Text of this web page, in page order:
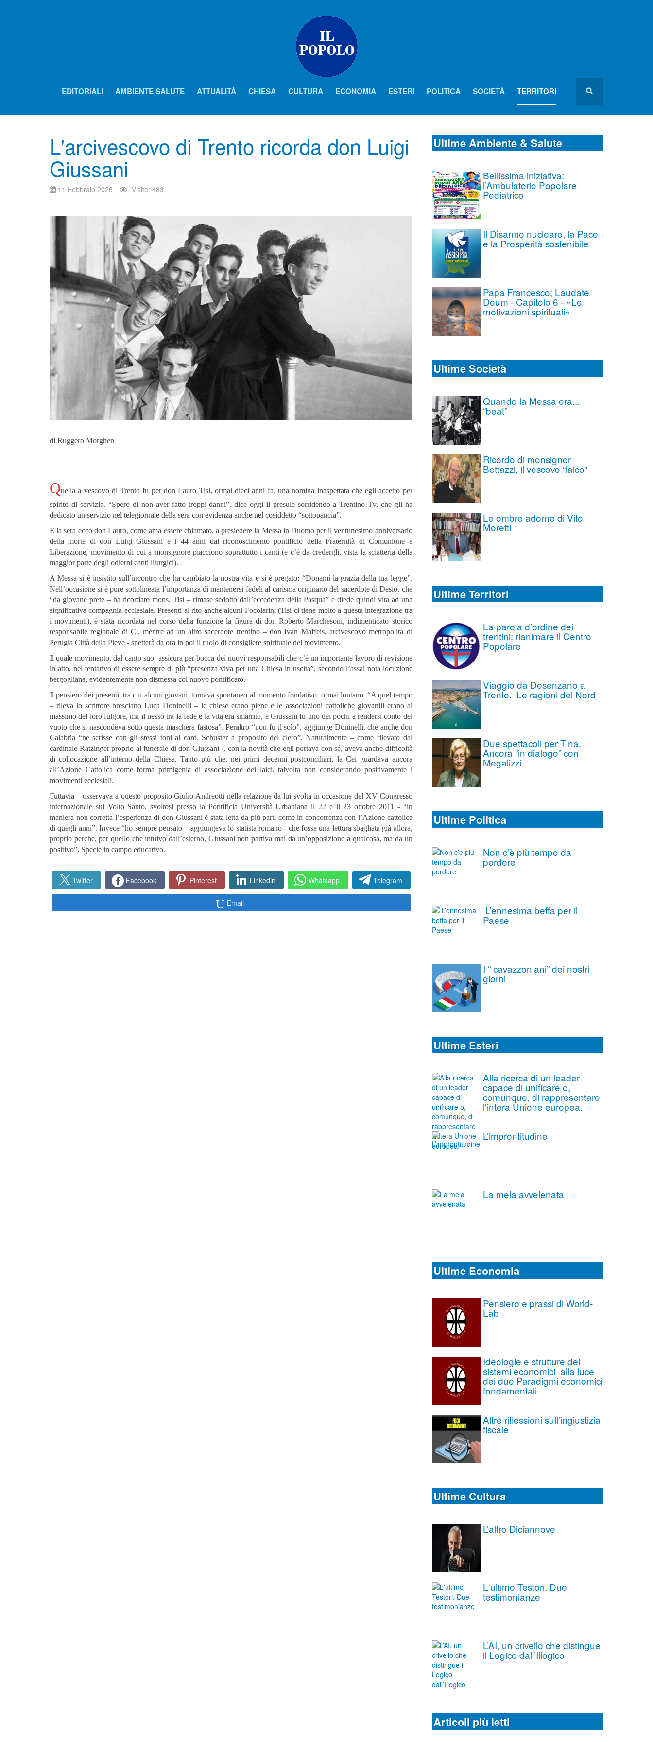
EDITORIALI AMBIENTE SALUTE ATTUALITÀ CHIESA CULTURA ECONOMIA ESTERI POLITICA SOCIETÀ TERRITORI
L'arcivescovo di Trento ricorda don Luigi
Giussani
11 Febbraio 2026 Visite: 483
di Ruggero Morghen
Quella a vescovo di Trento fu per don Lauro Tisi, ormai dieci anni fa, una nomina inaspettata che egli accettò per
spirito di servizio. “Spero di non aver fatto troppi danni”, dice oggi il presule sorridendo a Trentino Tv, che gli ha
dedicato un servizio nel telegiornale della sera con evidenza anche nel cosiddetto “sottopancia”.
E la sera ecco don Lauro, come ama essere chiamato, a presiedere la Messa in Duomo per il ventunesimo anniversario
della morte di don Luigi Giussani e i 44 anni dal riconoscimento pontificio della Fraternità di Comunione e
Liberazione, movimento di cui a monsignore piacciono soprattutto i canti (e c’è da credergli, vista la sciatteria della
maggior parte degli odierni canti liturgici).
A Messa si è insistito sull’incontro che ha cambiato la nostra vita e si è pregato: “Donami la grazia della tua legge”.
Nell’occasione si è pure sottolineata l’importanza di mantenersi fedeli al carisma originario del sacerdote di Desio, che
“da giovane prete – ha ricordato mons. Tisi – rimase sedotto dall’eccedenza della Pasqua” e diede quindi vita ad una
significativa compagnia ecclesiale. Presenti al rito anche alcuni Focolarini (Tisi ci tiene molto a questa integrazione tra
i movimenti), è stata ricordata nel corso della funzione la figura di don Roberto Marchesoni, indimenticato storico
responsabile regionale di Cl, mentre ad un altro sacerdote trentino – don Ivan Maffeis, arcivescovo metropolita di
Perugia Città della Pieve - spetterà da ora in poi il ruolo di consigliere spirituale del movimento.
Il quale movimento, dal canto suo, assicura per bocca dei nuovi responsabili che c’è un importante lavoro di revisione
in atto, nel tentativo di essere sempre di più “presenza viva per una Chiesa in uscita”, secondo l’assai nota locuzione
bergogliana, evidentemente non dismessa col nuovo pontificato.
Il pensiero dei presenti, tra cui alcuni giovani, tornava spontaneo al momento fondativo, ormai lontano. “A quel tempo
– rileva lo scrittore bresciano Luca Doninelli – le chiese erano piene e le associazioni cattoliche giovanili erano al
massimo del loro fulgore, ma il nesso tra la fede e la vita era smarrito, e Giussani fu uno dei pochi a rendersi conto del
vuoto che si nascondeva sotto questa maschera fastosa”. Peraltro “non fu il solo”, aggiunge Doninelli, ché anche don
Calabria “ne scrisse con gli stessi toni al card. Schuster a proposito del clero”. Naturalmente – come rilevato dal
cardinale Ratzinger proprio al funerale di don Giussani -, con la novità che egli portava con sé, aveva anche difficoltà
di collocazione all’interno della Chiesa. Tanto più che, nei primi decenni postconciliari, la Cei guardava ancora
all’Azione Cattolica come forma primigenia di associazione dei laici, talvolta non considerando positivamente i
movimenti ecclesiali.
Tuttavia – osservava a questo proposito Giulio Andreotti nella relazione da lui svolta in occasione del XV Congresso
internazionale sul Volto Santo, svoltosi presso la Pontificia Università Urbaniana il 22 e il 23 ottobre 2011 - “in
maniera non corretta l’esperienza di don Giussani è stata letta da più parti come in concorrenza con l’Azione cattolica
di quegli anni”. Invece “ho sempre pensato – aggiungeva lo statista romano - che fosse una lettura sbagliata già allora,
proprio perché, per quello che intuivo dall’esterno, Giussani non partiva mai da un’opposizione a qualcosa, ma da un
positivo”. Specie in campo educativo.
Twitter Facebook Pinterest Linkedin Whatsapp Telegram
Email
Ultime Ambiente & Salute
Bellissima iniziativa:
l’Ambulatorio Popolare
Pediatrico
Il Disarmo nucleare, la Pace
e la Prosperità sostenibile
Papa Francesco; Laudate
Deum - Capitolo 6 - «Le
motivazioni spirituali»
Ultime Società
Quando la Messa era...
“beat”
Ricordo di monsignor
Bettazzi, il vescovo “laico”
Le ombre adorne di Vito
Moretti
Ultime Territori
La parola d’ordine dei
trentini: rianimare il Centro
Popolare
Viaggio da Desenzano a
Trento. Le ragioni del Nord
Due spettacoli per Tina.
Ancora “in dialogo” con
Megalizzi
Ultime Politica
Non c’è più tempo da
perdere
L’ennesima beffa per il
Paese
I “ cavazzoniani” dei nostri
giorni
Ultime Esteri
Alla ricerca di un leader
capace di unificare o,
comunque, di rappresentare
l’intera Unione europea.
L’improntitudine
La mela avvelenata
Ultime Economia
Pensiero e prassi di World-
Lab
Ideologie e strutture dei
sistemi economici alla luce
dei due Paradigmi economici
fondamentali
Altre riflessioni sull’ingiustizia
fiscale
Ultime Cultura
L’altro Diciannove
L'ultimo Testori. Due
testimonianze
L’AI, un crivello che distingue
il Logico dall’Illogico
Articoli più letti